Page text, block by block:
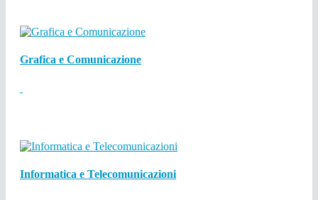
Grafica e Comunicazione
Informatica e Telecomunicazioni